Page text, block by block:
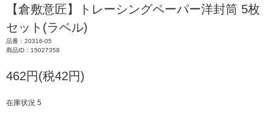
【倉敷意匠】トレーシングペーパー洋封筒 5枚
セット(ラベル)
品番：20316-05
商品ID：15027358
462円(税42円)
在庫状況 5